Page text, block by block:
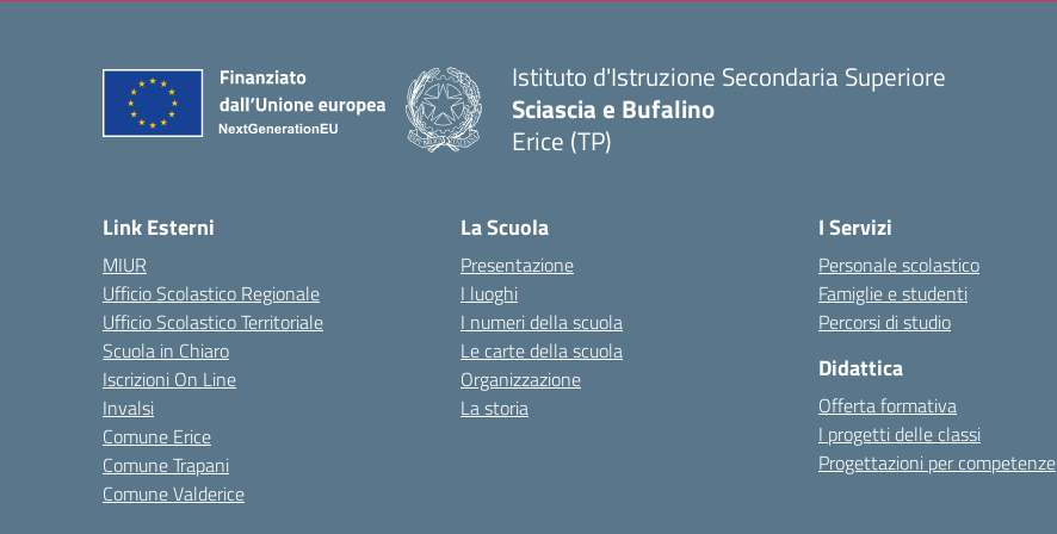
Istituto d'Istruzione Secondaria Superiore
Sciascia e Bufalino
Erice (TP)
Link Esterni
MIUR
Ufficio Scolastico Regionale
Ufficio Scolastico Territoriale
Scuola in Chiaro
Iscrizioni On Line
Invalsi
Comune Erice
Comune Trapani
Comune Valderice
La Scuola
Presentazione
I luoghi
I numeri della scuola
Le carte della scuola
Organizzazione
La storia
I Servizi
Personale scolastico
Famiglie e studenti
Percorsi di studio
Didattica
Offerta formativa
I progetti delle classi
Progettazioni per competenze